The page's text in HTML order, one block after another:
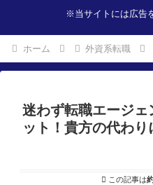
※当サイトには広告
ホーム 外資系転職
迷わず転職エージェ
ット！貴方の代わり
この記事は